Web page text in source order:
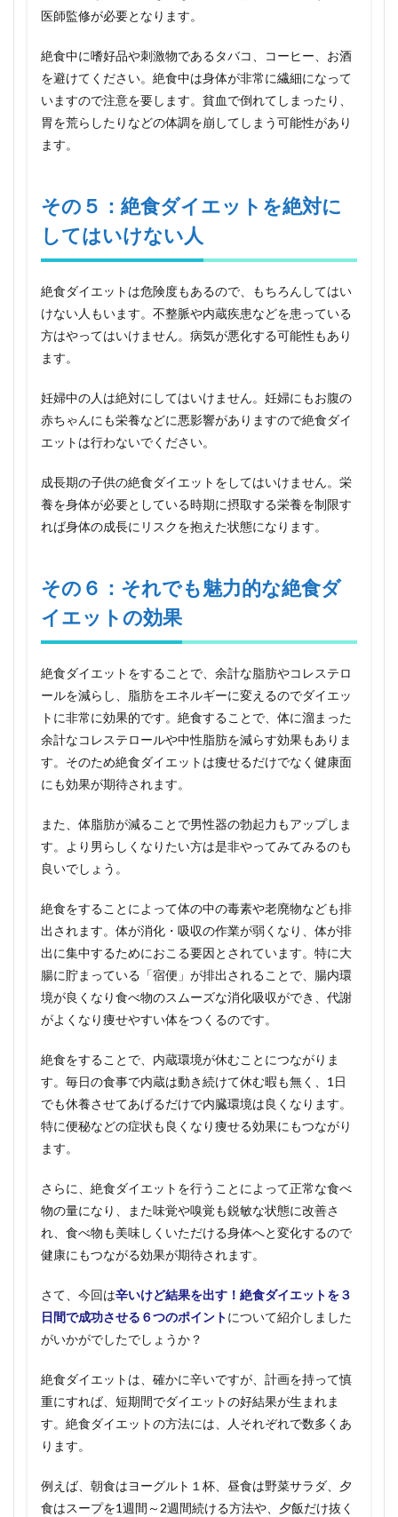
医師監修が必要となります。
絶食中に嗜好品や刺激物であるタバコ、コーヒー、お酒
を避けてください。絶食中は身体が非常に繊細になって
いますので注意を要します。貧血で倒れてしまったり、
胃を荒らしたりなどの体調を崩してしまう可能性があり
ます。
その５：絶食ダイエットを絶対に
してはいけない人
絶食ダイエットは危険度もあるので、もちろんしてはい
けない人もいます。不整脈や内蔵疾患などを患っている
方はやってはいけません。病気が悪化する可能性もあり
ます。
妊婦中の人は絶対にしてはいけません。妊婦にもお腹の
赤ちゃんにも栄養などに悪影響がありますので絶食ダイ
エットは行わないでください。
成長期の子供の絶食ダイエットをしてはいけません。栄
養を身体が必要としている時期に摂取する栄養を制限す
れば身体の成長にリスクを抱えた状態になります。
その６：それでも魅力的な絶食ダ
イエットの効果
絶食ダイエットをすることで、余計な脂肪やコレステロ
ールを減らし、脂肪をエネルギーに変えるのでダイエッ
トに非常に効果的です。絶食することで、体に溜まった
余計なコレステロールや中性脂肪を減らす効果もありま
す。そのため絶食ダイエットは痩せるだけでなく健康面
にも効果が期待されます。
また、体脂肪が減ることで男性器の勃起力もアップしま
す。より男らしくなりたい方は是非やってみてみるのも
良いでしょう。
絶食をすることによって体の中の毒素や老廃物なども排
出されます。体が消化・吸収の作業が弱くなり、体が排
出に集中するためにおこる要因とされています。特に大
腸に貯まっている「宿便」が排出されることで、腸内環
境が良くなり食べ物のスムーズな消化吸収ができ、代謝
がよくなり痩せやすい体をつくるのです。
絶食をすることで、内蔵環境が休むことにつながりま
す。毎日の食事で内蔵は動き続けて休む暇も無く、1日
でも休養させてあげるだけで内臓環境は良くなります。
特に便秘などの症状も良くなり痩せる効果にもつながり
ます。
さらに、絶食ダイエットを行うことによって正常な食べ
物の量になり、また味覚や嗅覚も鋭敏な状態に改善さ
れ、食べ物も美味しくいただける身体へと変化するので
健康にもつながる効果が期待されます。
さて、今回は辛いけど結果を出す！絶食ダイエットを３
日間で成功させる６つのポイントについて紹介しました
がいかがでしたでしょうか？
絶食ダイエットは、確かに辛いですが、計画を持って慎
重にすれば、短期間でダイエットの好結果が生まれま
す。絶食ダイエットの方法には、人それぞれで数多くあ
ります。
例えば、朝食はヨーグルト１杯、昼食は野菜サラダ、夕
食はスープを1週間～2週間続ける方法や、夕飯だけ抜く